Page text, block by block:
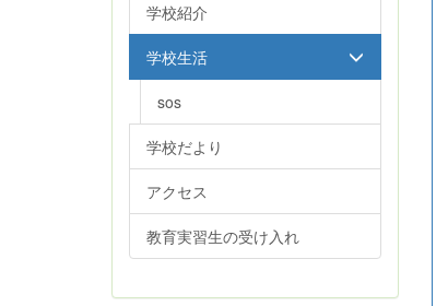
学校紹介
学校生活
sos
学校だより
アクセス
教育実習生の受け入れ